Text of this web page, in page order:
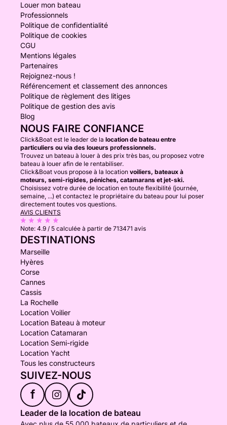
Louer mon bateau
Professionnels
Politique de confidentialité
Politique de cookies
CGU
Mentions légales
Partenaires
Rejoignez-nous !
Référencement et classement des annonces
Politique de règlement des litiges
Politique de gestion des avis
Blog
NOUS FAIRE CONFIANCE
Click&Boat est le leader de la location de bateau entre
particuliers ou via des loueurs professionnels.
Trouvez un bateau à louer à des prix très bas, ou proposez votre
bateau à louer afin de le rentabiliser.
Click&Boat vous propose à la location voiliers, bateaux à
moteurs, semi-rigides, péniches, catamarans et jet-ski.
Choisissez votre durée de location en toute flexibilité (journée,
semaine, ...) et contactez le propriétaire du bateau pour lui poser
directement toutes vos questions.
AVIS CLIENTS
Note: 4.9 / 5 calculée à partir de 713471 avis
DESTINATIONS
Marseille
Hyères
Corse
Cannes
Cassis
La Rochelle
Location Voilier
Location Bateau à moteur
Location Catamaran
Location Semi-rigide
Location Yacht
Tous les constructeurs
SUIVEZ-NOUS
f
Leader de la location de bateau